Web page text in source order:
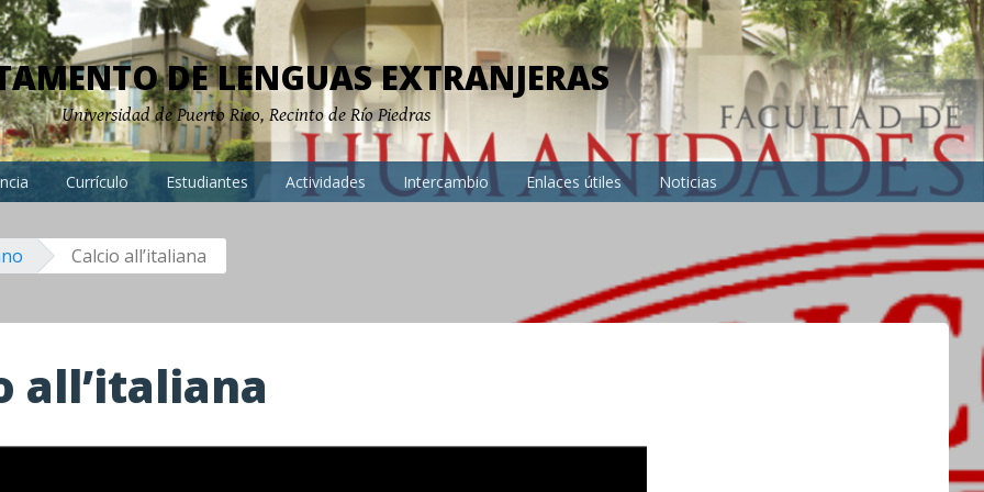
DE LENGUAS EXTRANJERAS
Universidad de Puerto Rico, Recinto de Río Piedras
Currículo Estudiantes Actividades Intercambio Enlaces útiles Noticias
Calcio all’italiana
all’italiana